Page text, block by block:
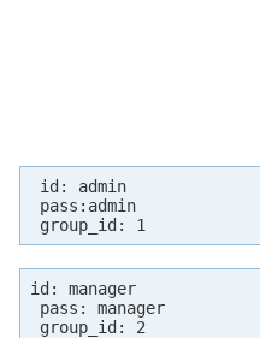
id: admin
pass:admin
group_id: 1
id: manager
pass: manager
group_id: 2